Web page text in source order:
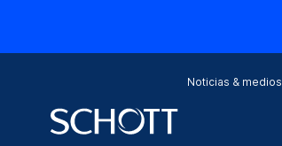
Noticias & medios